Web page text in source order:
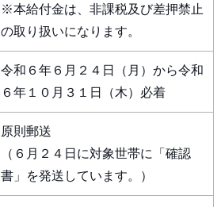
※本給付金は、非課税及び差押禁止
の取り扱いになります。
令和６年６月２４日（月）から令和
６年１０月３１日（木）必着
原則郵送
（６月２４日に対象世帯に「確認
書」を発送しています。）